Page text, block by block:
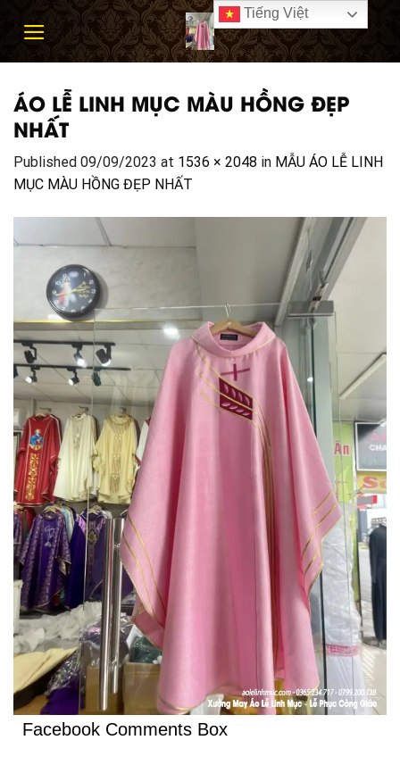
ÁO LỄ LINH MỤC MÀU HỒNG ĐẸP
NHẤT
Published 09/09/2023 at 1536 × 2048 in MẪU ÁO LỄ LINH
MỤC MÀU HỒNG ĐẸP NHẤT
Facebook Comments Box
Tiếng Việt